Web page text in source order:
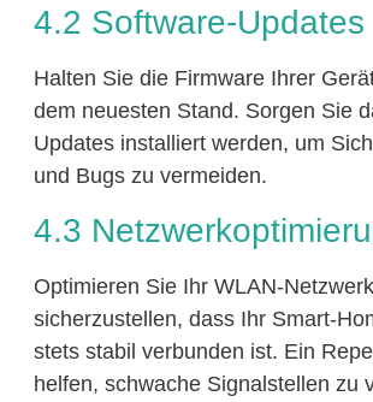
4.2 Software-Updates
Halten Sie die Firmware Ihrer
dem neuesten Stand. Sorgen Sie
Updates installiert werden, um
und Bugs zu vermeiden.
4.3
Optimieren Sie Ihr WLAN-
sicherzustellen, dass Ihr Smart-
stets stabil verbunden ist. Ein
helfen, schwache Signalstellen zu